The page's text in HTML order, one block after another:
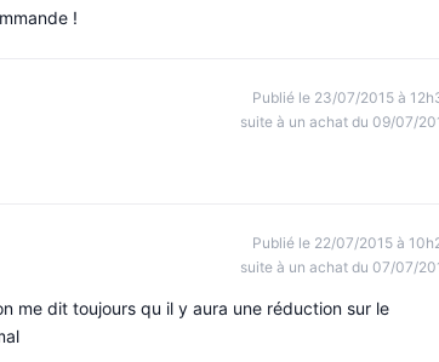
!
Publié le 23/07/2015 à
suite à un achat du 09/07/
Publié le 22/07/2015 à
suite à un achat du 07/07/
me dit toujours qu il y aura une réduction sur le